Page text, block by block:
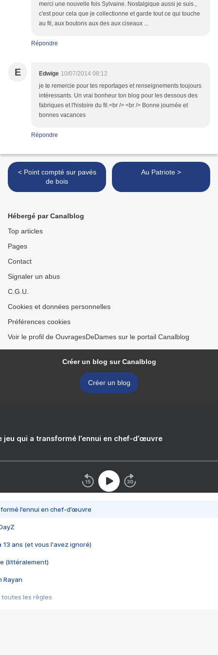
merci une nouvelle fois Sylvaine. Nostalgique aussi je suis ,
c'est pour cela que je collectionne et garde tout ce qui touche
au fil, aux boutons aux des aux ciseaux ...
Répondre
E Edwige 10/07/2014 08:12
je te remercie pour tes reportages et renseignements toujours
intéressants. Un vrai bonheur ton blog pour les dessous des
fabriques et l'histoire du fil.<br /> <br /> Bonne journée et
bonnes vacances
Répondre
< Point compté sur pavés
de bois
Au Patriote >
Hébergé par Canalblog
Top articles
Pages
Contact
Signaler un abus
C.G.U.
Cookies et données personnelles
Préférences cookies
Voir le profil de OuvragesDeDames sur le portail Canalblog
Créer un blog sur Canalblog
Créer un blog
jeu qui a transformé l’ennui en chef-d’œuvre
l’ennui en chef-d’œuvre
13 ans (et vous l'avez ignoré)
(littéralement)
Rayan
toutes les règles